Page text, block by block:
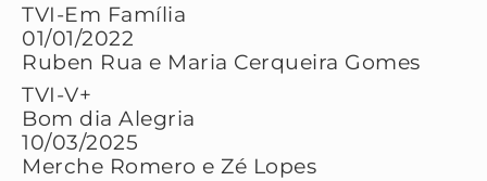
TVI-Em Família
01/01/2022
Ruben Rua e Maria Cerqueira Gomes
TVI-V+
Bom dia Alegria
10/03/2025
Merche Romero e Zé Lopes